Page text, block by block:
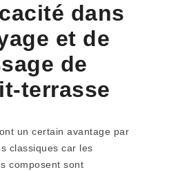
dans
et de
de
terrasse
un certain avantage par
classiques car les
composent sont